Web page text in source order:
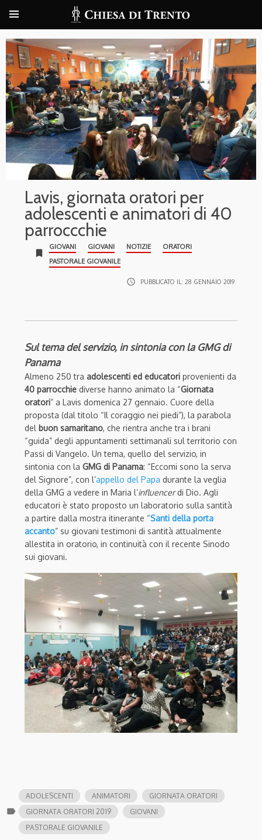
Lavis, giornata oratori per
adolescenti e animatori di 40
parroccchie
bookmark
GIOVANI GIOVANI NOTIZIE
ORATORI
PASTORALE GIOVANILE
access_time PUBBLICATO IL: 28 GENNAIO 2019
Sul tema del servizio, in sintonia con la GMG di
Panama
Almeno 250 tra adolescenti ed educatori provenienti da
40 parrocchie diverse hanno animato la “Giornata
oratori” a Lavis domenica 27 gennaio. Cuore della
proposta (dal titolo “Il coraggio nei piedi”), la parabola
del buon samaritano, che rientra anche tra i brani
“guida” degli appuntamenti settimanali sul territorio con
Passi di Vangelo. Un tema, quello del servizio, in
sintonia con la GMG di Panama: “Eccomi sono la serva
del Signore”, con l’appello del Papa durante la veglia
della GMG a vedere in Maria l’influencerdi Dio. Agli
educatori è stato proposto un laboratorio sulla santità
a partire dalla mostra itinerante “Santi della porta
accanto” su giovani testimoni di santità attualmente
allestita in oratorio, in continuità con il recente Sinodo
sui giovani.
label
ADOLESCENTI ANIMATORI
GIORNATA ORATORI
GIORNATA ORATORI 2019
GIOVANI
PASTORALE GIOVANILE